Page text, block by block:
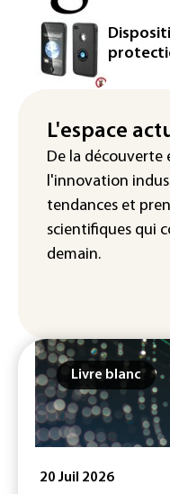
Google
Hassabis passe
vont
Colombie: un
meurt malgré
Éclipse: une
production
attendue en
L'espace
De la découverte
l'innovation
tendances et
scientifiques qui
demain.
Livre blanc
20 Juil 2026